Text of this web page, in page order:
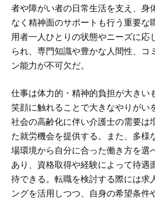
者や障がい者の日常生活を支え、身
なく精神面のサポートも行う重要な
用者一人ひとりの状態やニーズに応
られ、専門知識や豊かな人間性、コ
ン能力が不可欠だ。
仕事は体力的・精神的負担が大きい
笑顔に触れることで大きなやりがい
社会の高齢化に伴い介護士の需要は
た就労機会を提供する。また、多様
場環境から自分に合った働き方を選
あり、資格取得や経験によって待遇
待できる。転職を検討する際には求
ングを活用しつつ、自身の希望条件